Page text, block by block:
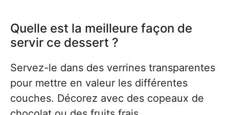
Quelle est la meilleure façon de
servir ce dessert ?
Servez-le dans des verrines transparentes
pour mettre en valeur les différentes
couches. Décorez avec des copeaux de